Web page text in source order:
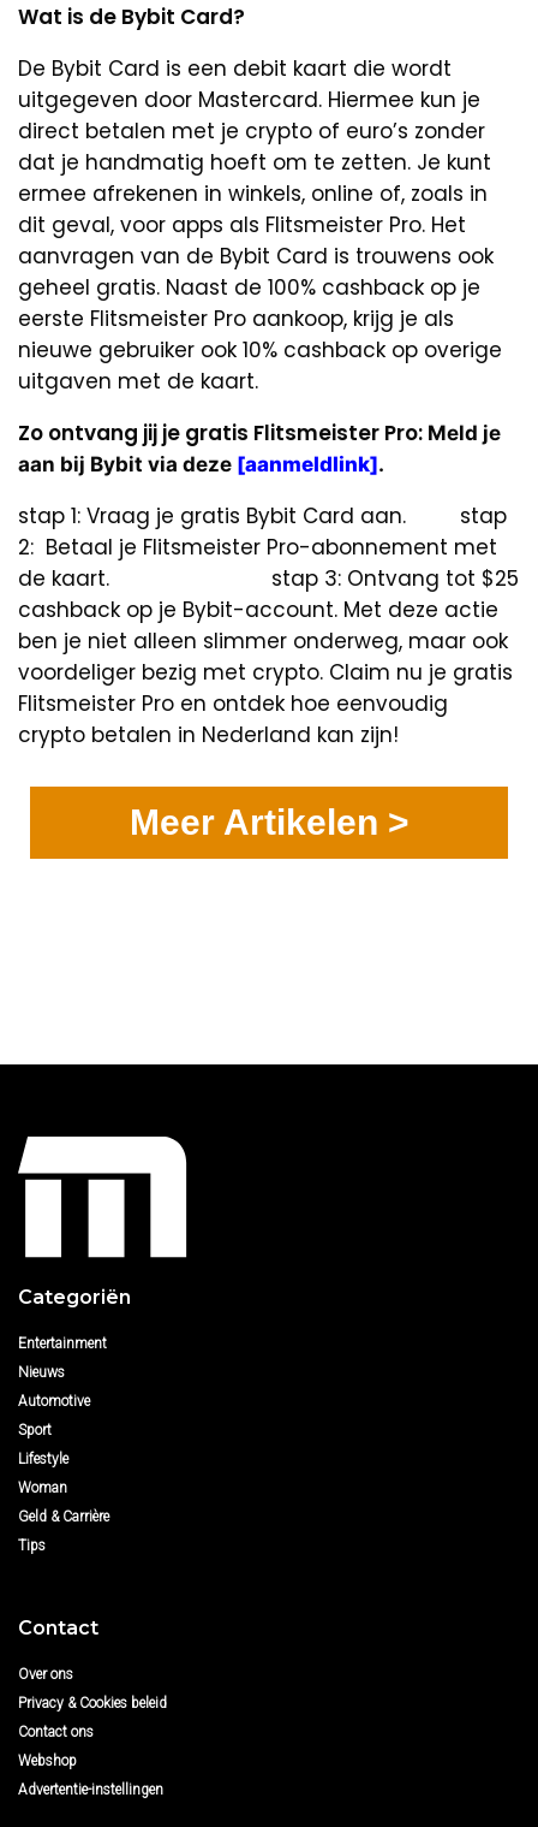
Wat is de Bybit Card?
De Bybit Card is een debit kaart die wordt
uitgegeven door Mastercard. Hiermee kun je
direct betalen met je crypto of euro’s zonder
dat je handmatig hoeft om te zetten. Je kunt
ermee afrekenen in winkels, online of, zoals in
dit geval, voor apps als Flitsmeister Pro. Het
aanvragen van de Bybit Card is trouwens ook
geheel gratis. Naast de 100% cashback op je
eerste Flitsmeister Pro aankoop, krijg je als
nieuwe gebruiker ook 10% cashback op overige
uitgaven met de kaart.
Zo ontvang jij je gratis Flitsmeister Pro: Meld je
aan bij Bybit via deze [aanmeldlink].
stap 1: Vraag je gratis Bybit Card aan. stap
2: Betaal je Flitsmeister Pro-abonnement met
de kaart. stap 3: Ontvang tot $25
cashback op je Bybit-account. Met deze actie
ben je niet alleen slimmer onderweg, maar ook
voordeliger bezig met crypto. Claim nu je gratis
Flitsmeister Pro en ontdek hoe eenvoudig
crypto betalen in Nederland kan zijn!
Meer Artikelen >
Categoriën
Entertainment
Nieuws
Automotive
Sport
Lifestyle
Woman
Geld & Carrière
Tips
Contact
Over ons
Privacy & Cookies beleid
Contact ons
Webshop
Advertentie-instellingen